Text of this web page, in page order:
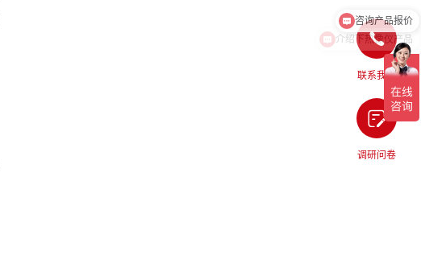
联系我们
调研问卷
介绍下热像仪产品